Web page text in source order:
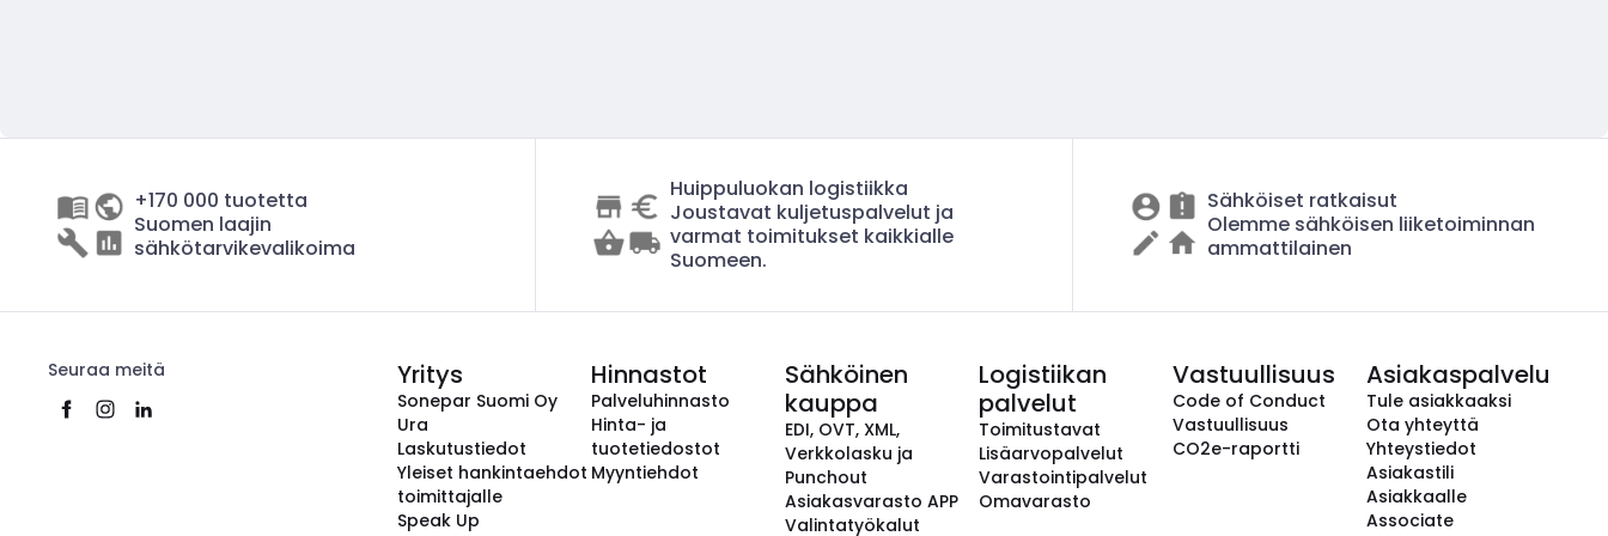
+170 000 tuotetta
Suomen laajin
sähkötarvikevalikoima
Huippuluokan logistiikka
Joustavat kuljetuspalvelut ja
varmat toimitukset kaikkialle
Suomeen.
Sähköiset ratkaisut
Olemme sähköisen liiketoiminnan
ammattilainen
Seuraa meitä Yritys
Sonepar Suomi Oy
Ura
Laskutustiedot
Yleiset hankintaehdot
toimittajalle
Speak Up
Hinnastot
Palveluhinnasto
Hinta- ja
tuotetiedostot
Myyntiehdot
Sähköinen
kauppa
EDI, OVT, XML,
Verkkolasku ja
Punchout
Asiakasvarasto APP
Valintatyökalut
Logistiikan
palvelut
Toimitustavat
Lisäarvopalvelut
Varastointipalvelut
Omavarasto
Vastuullisuus
Code of Conduct
Vastuullisuus
CO2e-raportti
Asiakaspalvelu
Tule asiakkaaksi
Ota yhteyttä
Yhteystiedot
Asiakastili
Asiakkaalle
Associate